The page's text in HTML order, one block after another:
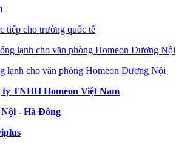
tiếp cho trường quốc tế
lạnh cho văn phòng Homeon Dương Nội
ty TNHH Homeon Việt Nam
- Hà Đông